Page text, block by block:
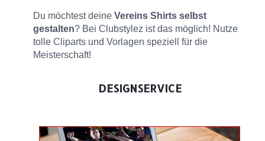
Du möchtest deine Vereins Shirts selbst
gestalten? Bei Clubstylez ist das möglich! Nutze
tolle Cliparts und Vorlagen speziell für die
Meisterschaft!
DESIGNSERVICE